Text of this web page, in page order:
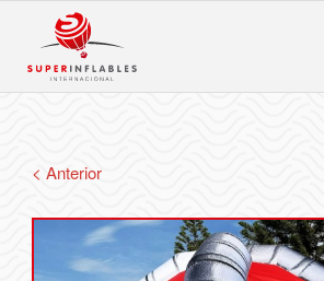
< Anterior